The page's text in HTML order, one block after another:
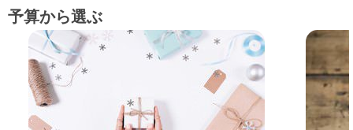
予算から選ぶ